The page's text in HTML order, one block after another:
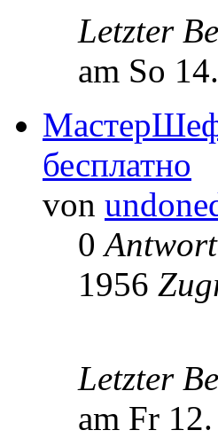
Letzter
am So
МастерШеф
бесплатно
von
0
1956
Letzter
am Fr